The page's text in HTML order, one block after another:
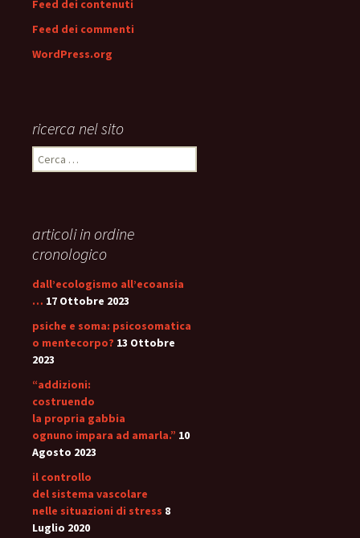
Feed dei contenuti
Feed dei commenti
WordPress.org
ricerca nel sito
Ricerca
per:
articoli in ordine
cronologico
dall’ecologismo all’ecoansia
… 17 Ottobre 2023
psiche e soma: psicosomatica
o mentecorpo? 13 Ottobre
2023
“addizioni:
costruendo
la propria gabbia
ognuno impara ad amarla.” 10
Agosto 2023
il controllo
del sistema vascolare
nelle situazioni di stress 8
Luglio 2020